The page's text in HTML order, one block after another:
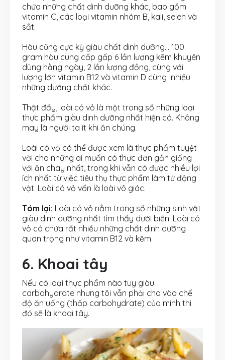
chứa những chất dinh dưỡng khác, bao gồm
vitamin C, các loại vitamin nhóm B, kali, selen và
sắt.
Hàu cũng cực kỳ giàu chất dinh dưỡng… 100
gram hàu cung cấp gấp 6 lần lượng kẽm khuyên
dùng hằng ngày, 2 lần lượng đồng, cùng với
lượng lớn vitamin B12 và vitamin D cùng nhiều
những dưỡng chất khác.
Thật đấy, loài có vỏ là một trong số những loại
thực phẩm giàu dinh dưỡng nhất hiện có. Không
may là người ta ít khi ăn chúng.
Loài có vỏ có thể được xem là thực phẩm tuyệt
vời cho những ai muốn có thực đơn gần giống
với ăn chay nhất, trong khi vẫn có được nhiều lợi
ích nhất từ việc tiêu thụ thực phẩm làm từ động
vật. Loài có vỏ vốn là loài vô giác.
Tóm lại: Loài có vỏ nằm trong số những sinh vật
giàu dinh dưỡng nhất tìm thấy dưới biển. Loài có
vỏ có chứa rất nhiều những chất dinh dưỡng
quan trọng như vitamin B12 và kẽm.
6. Khoai tây
Nếu có loại thực phẩm nào tuy giàu
carbohydrate nhưng tôi vẫn phải cho vào chế
độ ăn uống (thấp carbohydrate) của mình thì
đó sẽ là khoai tây.